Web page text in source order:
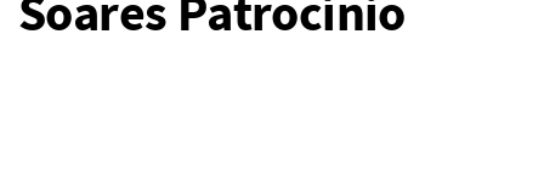
Soares Patrocínio